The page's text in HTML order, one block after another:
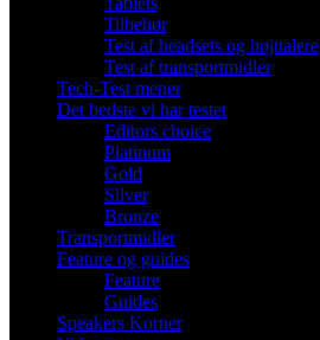
Tilbehør
Test af headsets og højttalere
Test af transportmidler
Tech-Test mener
Det bedste vi har testet
Editors choice
Platinum
Gold
Silver
Bronze
Transportmidler
Feature og guides
Feature
Guides
Speakers Korner